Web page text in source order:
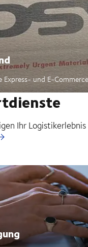
Express- und E-
Ihr Logistikerlebnis